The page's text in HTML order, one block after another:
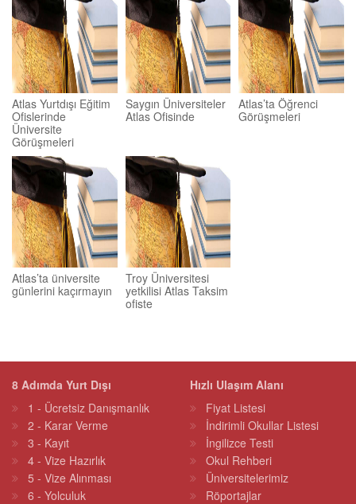
Atlas Yurtdışı Eğitim
Ofislerinde
Üniversite
Görüşmeleri
Saygın Üniversiteler
Atlas Ofisinde
Atlas’ta Öğrenci
Görüşmeleri
Atlas’ta üniversite
günlerini kaçırmayın
Troy Üniversitesi
yetkilisi Atlas Taksim
ofiste
8 Adımda Yurt Dışı
1 - Ücretsiz Danışmanlık
2 - Karar Verme
3 - Kayıt
4 - Vize Hazırlık
5 - Vize Alınması
6 - Yolculuk
Hızlı Ulaşım Alanı
Fiyat Listesi
İndirimli Okullar Listesi
İngilizce Testi
Okul Rehberi
Üniversitelerimiz
Röportajlar